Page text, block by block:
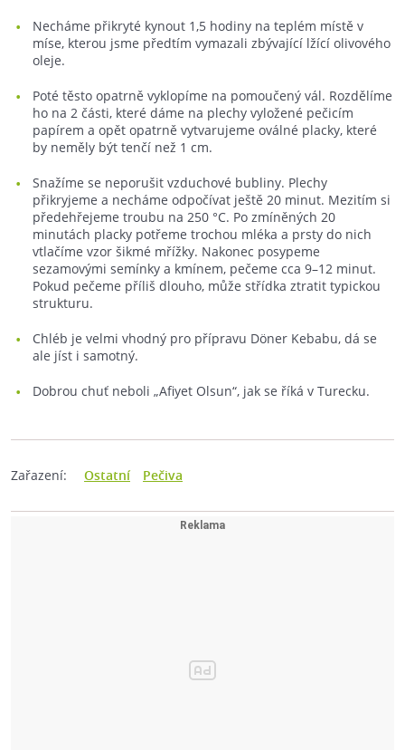
Necháme přikryté kynout 1,5 hodiny na teplém místě v
míse, kterou jsme předtím vymazali zbývající lžící olivového
oleje.
Poté těsto opatrně vyklopíme na pomoučený vál. Rozdělíme
ho na 2 části, které dáme na plechy vyložené pečicím
papírem a opět opatrně vytvarujeme oválné placky, které
by neměly být tenčí než 1 cm.
Snažíme se neporušit vzduchové bubliny. Plechy
přikryjeme a necháme odpočívat ještě 20 minut. Mezitím si
předehřejeme troubu na 250 °C. Po zmíněných 20
minutách placky potřeme trochou mléka a prsty do nich
vtlačíme vzor šikmé mřížky. Nakonec posypeme
sezamovými semínky a kmínem, pečeme cca 9–12 minut.
Pokud pečeme příliš dlouho, může střídka ztratit typickou
strukturu.
Chléb je velmi vhodný pro přípravu Döner Kebabu, dá se
ale jíst i samotný.
Dobrou chuť neboli „Afiyet Olsun“, jak se říká v Turecku.
Zařazení: Ostatní Pečiva